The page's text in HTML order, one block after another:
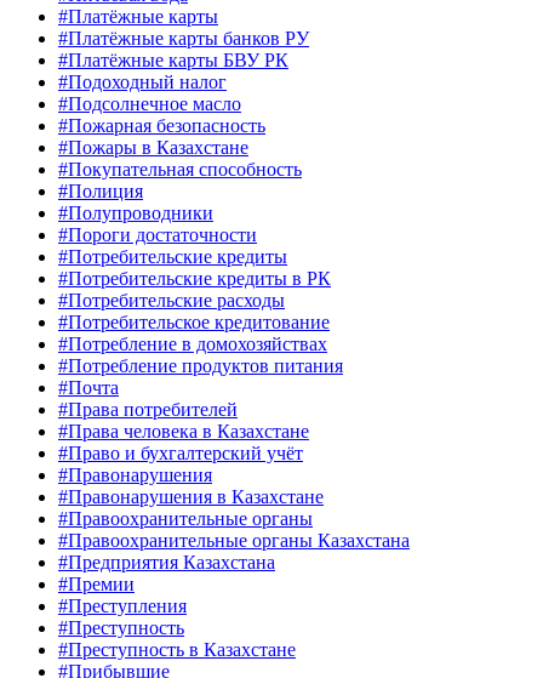
#Платёжные карты
#Платёжные карты банков РУ
#Платёжные карты БВУ РК
#Подоходный налог
#Подсолнечное масло
#Пожарная безопасность
#Пожары в Казахстане
#Покупательная способность
#Полиция
#Полупроводники
#Пороги достаточности
#Потребительские кредиты
#Потребительские кредиты в РК
#Потребительские расходы
#Потребительское кредитование
#Потребление в домохозяйствах
#Потребление продуктов питания
#Почта
#Права потребителей
#Права человека в Казахстане
#Право и бухгалтерский учёт
#Правонарушения
#Правонарушения в Казахстане
#Правоохранительные органы
#Правоохранительные органы Казахстана
#Предприятия Казахстана
#Премии
#Преступления
#Преступность
#Преступность в Казахстане
#Прибывшие